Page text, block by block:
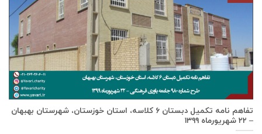
تفاهم نامه تكميل دبستان ٦ كلاسه، استان خوزستان، شهرستان بهبهان
– ۲۲ شهریورماه ۱۳۹۹